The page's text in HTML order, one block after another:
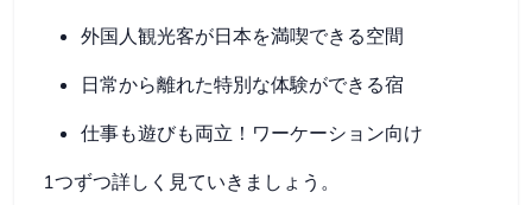
外国人観光客が日本を満喫できる空間
日常から離れた特別な体験ができる宿
仕事も遊びも両立！ワーケーション向け
1つずつ詳しく見ていきましょう。